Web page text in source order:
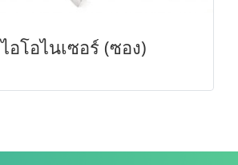
ไอโอไนเซอร์ (ซอง)